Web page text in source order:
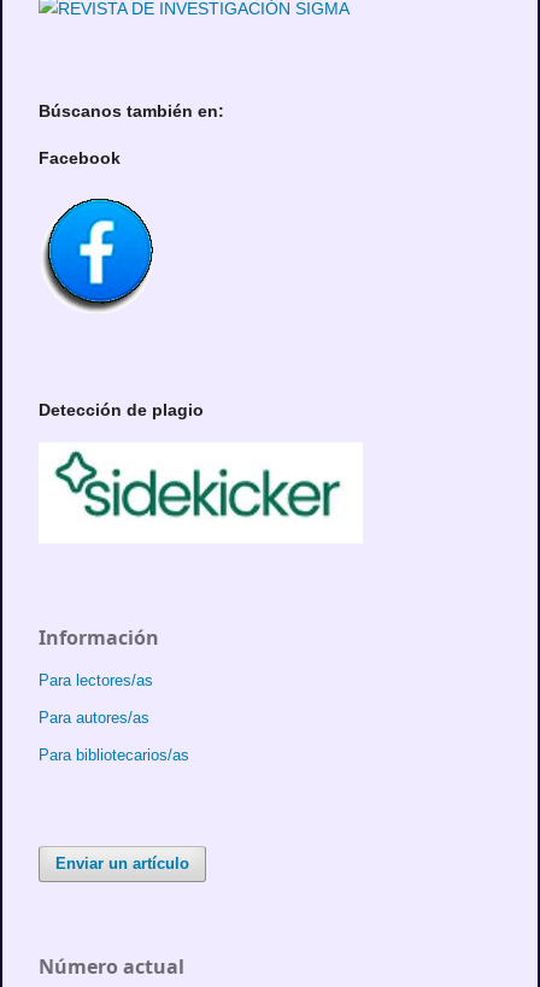
Búscanos también en:
Facebook
Detección de plagio
Información
Para lectores/as
Para autores/as
Para bibliotecarios/as
Enviar un artículo
Número actual